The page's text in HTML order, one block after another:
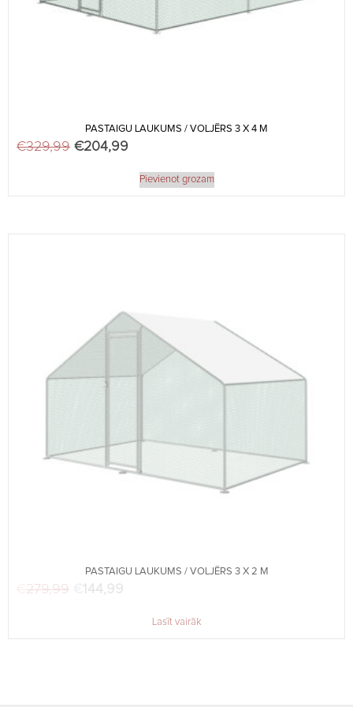
PASTAIGU LAUKUMS / VOLJĒRS 3 X 4 M
€329,99 Original price was: €329,99.
€204,99
Pievienot grozam
PASTAIGU LAUKUMS / VOLJĒRS 3 X 2 M
279,99 Original price was: €279,99.
144,99
Lasīt vairāk